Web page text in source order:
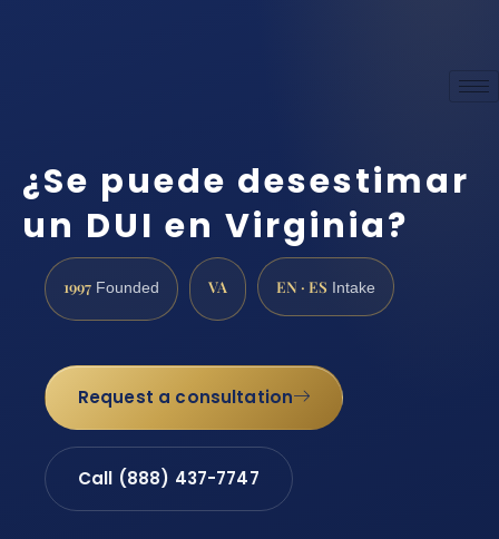
¿Se puede desestimar
un DUI en Virginia?
1997 Founded VA EN · ES Intake
Request a consultation
Call (888) 437-7747